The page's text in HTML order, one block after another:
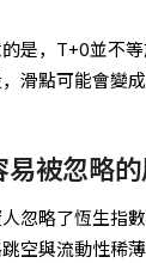
是，T+0並不
滑點可能會變成
易被忽略
忽略了恆生指
空與流動性稀